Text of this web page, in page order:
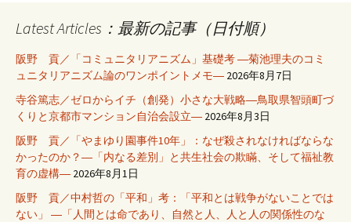
Latest Articles：最新の記事（日付順）
阪野 貢／「コミュニタリアニズム」基礎考 ―菊池理夫のコミ
ュニタリアニズム論のワンポイントメモ― 2026年8月7日
寺谷篤志／ゼロからイチ（創発）小さな大戦略―鳥取県智頭町づ
くりと京都市マンション自治会設立― 2026年8月3日
阪野 貢／「やまゆり園事件10年」：なぜ殺されなければならな
かったのか？―「内なる差別」と共生社会の欺瞞、そして福祉教
育の虚構― 2026年8月1日
阪野 貢／中村哲の「平和」考：「平和とは戦争がないことでは
ない」 ―「人間とは命であり、自然と人、人と人の関係性のな